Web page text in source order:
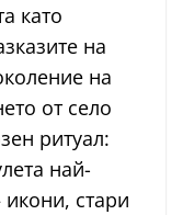
като
на
на
от село
ритуал:
най-
стари